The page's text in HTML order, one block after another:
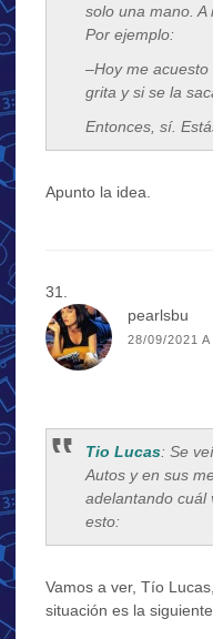
solo una mano. A
Por ejemplo:
–Hoy me acuesto
grita y si se la
Entonces, sí.
Apunto la idea.
pearlsbu
28/09/2021
Tio Lucas: Se
Autos y en sus
adelantando cuál
esto:
Vamos a ver, Tío
situación es la